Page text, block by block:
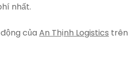
nhất.
của An Thịnh Logistics trên